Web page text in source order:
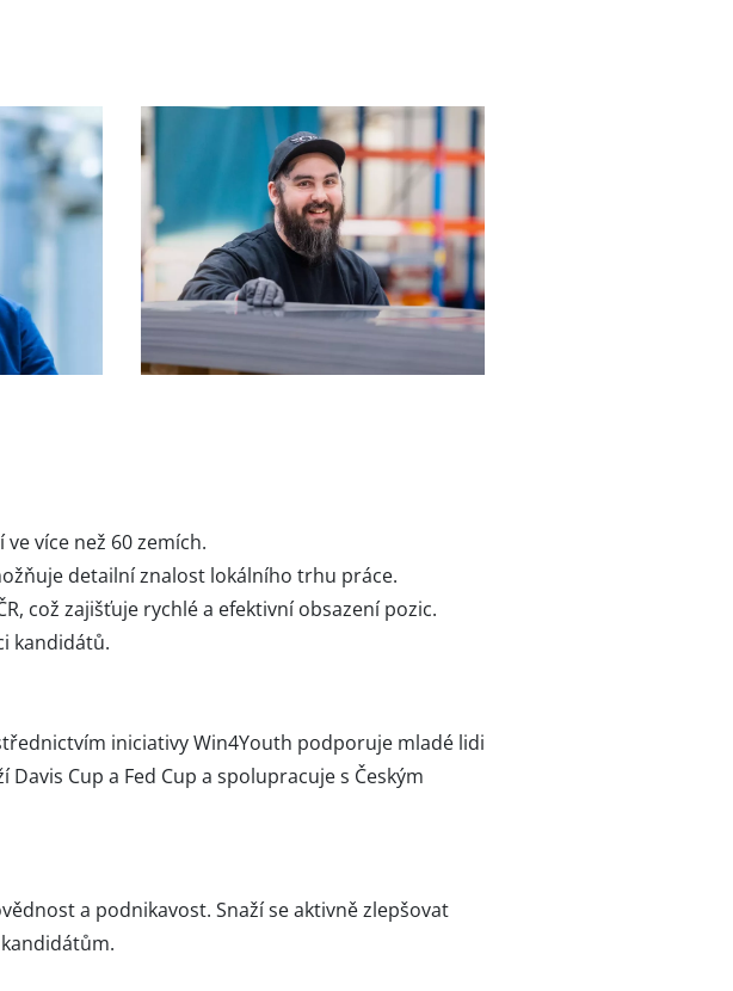
více než 60 zemích.
detailní znalost lokálního trhu práce.
což zajišťuje rychlé a efektivní obsazení pozic.
kandidátů.
iniciativy Win4Youth podporuje mladé lidi
Cup a Fed Cup a spolupracuje s Českým
a podnikavost. Snaží se aktivně zlepšovat